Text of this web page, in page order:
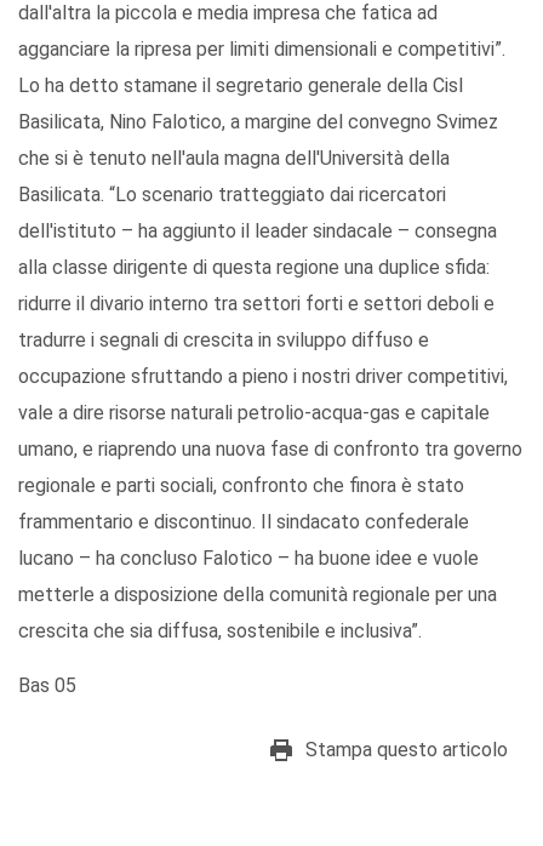
dall'altra la piccola e media impresa che fatica ad
agganciare la ripresa per limiti dimensionali e competitivi”.
Lo ha detto stamane il segretario generale della Cisl
Basilicata, Nino Falotico, a margine del convegno Svimez
che si è tenuto nell'aula magna dell'Università della
Basilicata. “Lo scenario tratteggiato dai ricercatori
dell'istituto – ha aggiunto il leader sindacale – consegna
alla classe dirigente di questa regione una duplice sfida:
ridurre il divario interno tra settori forti e settori deboli e
tradurre i segnali di crescita in sviluppo diffuso e
occupazione sfruttando a pieno i nostri driver competitivi,
vale a dire risorse naturali petrolio-acqua-gas e capitale
umano, e riaprendo una nuova fase di confronto tra governo
regionale e parti sociali, confronto che finora è stato
frammentario e discontinuo. Il sindacato confederale
lucano – ha concluso Falotico – ha buone idee e vuole
metterle a disposizione della comunità regionale per una
crescita che sia diffusa, sostenibile e inclusiva”.
Bas 05
Stampa questo articolo